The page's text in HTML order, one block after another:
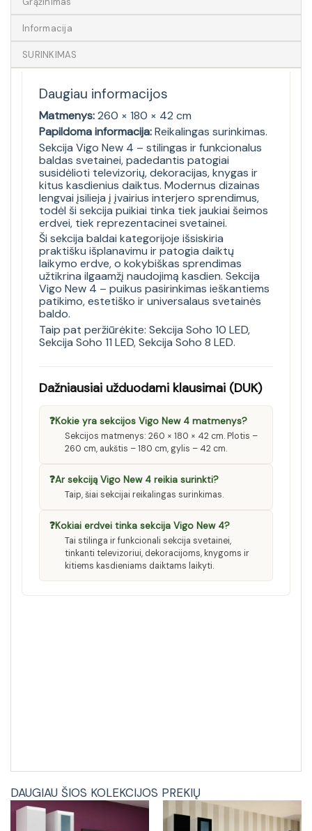
Informacija
SURINKIMAS
Daugiau informacijos
Matmenys:260 × 180 × 42 cm
Papildoma informacija:Reikalingas surinkimas.
Sekcija Vigo New 4 – stilingas ir funkcionalus
baldas svetainei, padedantis patogiai
susidėlioti televizorių, dekoracijas, knygas ir
kitus kasdienius daiktus. Modernus dizainas
lengvai įsilieja į įvairius interjero sprendimus,
todėl ši sekcija puikiai tinka tiek jaukiai šeimos
erdvei, tiek reprezentacinei svetainei.
Ši sekcija baldai kategorijoje išsiskiria
praktišku išplanavimu ir patogia daiktų
laikymo erdve, o kokybiškas sprendimas
užtikrina ilgaamžį naudojimą kasdien. Sekcija
Vigo New 4 – puikus pasirinkimas ieškantiems
patikimo, estetiško ir universalaus svetainės
baldo.
Taip pat peržiūrėkite: Sekcija Soho 10 LED,
Sekcija Soho 11 LED,Sekcija Soho 8 LED.
Dažniausiai užduodami klausimai (DUK)
❓Kokie yra sekcijos Vigo New 4 matmenys?
Sekcijos matmenys: 260 × 180 × 42 cm. Plotis –
260 cm, aukštis – 180 cm, gylis – 42 cm.
❓Ar sekciją Vigo New 4 reikia surinkti?
Taip, šiai sekcijai reikalingas surinkimas.
❓Kokiai erdvei tinka sekcija Vigo New 4?
Tai stilinga ir funkcionali sekcija svetainei,
tinkanti televizoriui, dekoracijoms, knygoms ir
kitiems kasdieniams daiktams laikyti.
DAUGIAU ŠIOS KOLEKCIJOS PREKIŲ